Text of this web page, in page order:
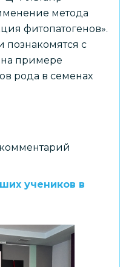
метода
фитопатогенов».
познакомятся с
примере
рода в семенах
учеников в